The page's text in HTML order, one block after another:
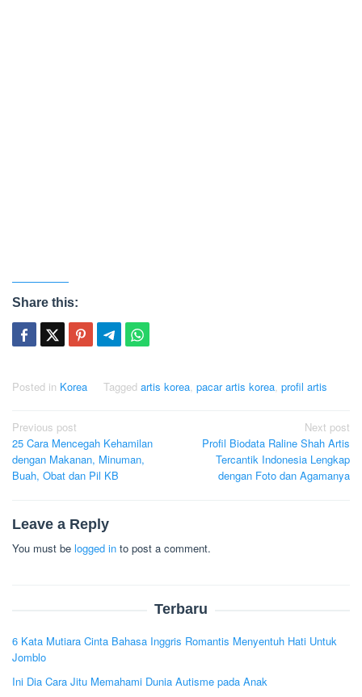
Share this:
Posted in Korea Tagged artis korea, pacar artis korea, profil artis
Post
navigation
Previous post
25 Cara Mencegah Kehamilan
dengan Makanan, Minuman,
Buah, Obat dan Pil KB
Next post
Profil Biodata Raline Shah Artis
Tercantik Indonesia Lengkap
dengan Foto dan Agamanya
Leave a Reply
You must be logged in to post a comment.
Terbaru
6 Kata Mutiara Cinta Bahasa Inggris Romantis Menyentuh Hati Untuk
Jomblo
Ini Dia Cara Jitu Memahami Dunia Autisme pada Anak